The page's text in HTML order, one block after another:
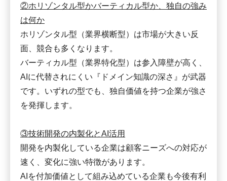
②ホリゾンタル型かバーティカル型か、独自の強み
は何か
ホリゾンタル型（業界横断型）は市場が大きい反
面、競合も多くなります。
バーティカル型（業界特化型）は参入障壁が高く、
AIに代替されにくい『ドメイン知識の深さ』が武器
です。いずれの型でも、独自価値を持つ企業が強さ
を発揮します。
③技術開発の内製化とAI活用
開発を内製化している企業は顧客ニーズへの対応が
速く、変化に強い特徴があります。
AIを付加価値として組み込めている企業も今後有利